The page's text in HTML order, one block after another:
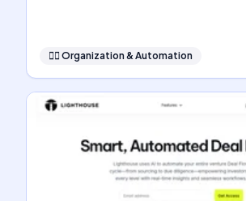
🧞‍♂️ Organization & Automation